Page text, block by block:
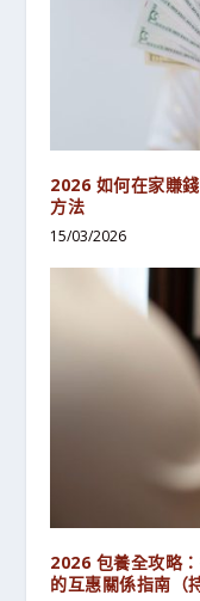
2026 如何在家賺
方法
15/03/2026
2026 包養全攻略
的互惠關係指南（